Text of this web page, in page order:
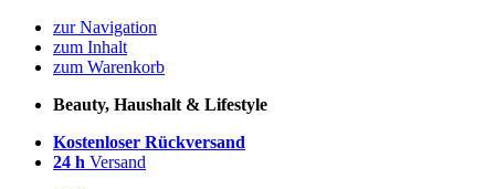
zur Navigation
zum Inhalt
zum Warenkorb
Beauty, Haushalt & Lifestyle
Kostenloser Rückversand
24 h Versand